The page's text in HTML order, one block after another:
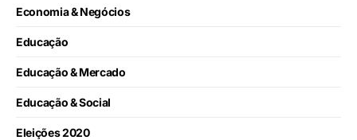
Economia & Negócios
Educação
Educação & Mercado
Educação & Social
Eleições 2020